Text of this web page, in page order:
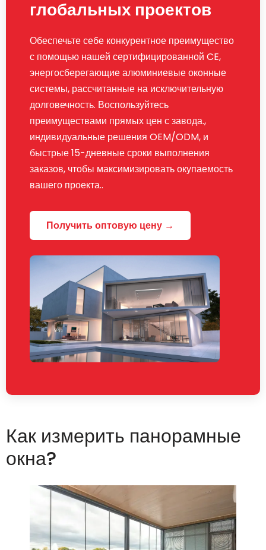
глобальных проектов
Обеспечьте себе конкурентное преимущество
с помощью нашей сертифицированной CE,
энергосберегающие алюминиевые оконные
системы, рассчитанные на исключительную
долговечность. Воспользуйтесь
преимуществами прямых цен с завода.,
индивидуальные решения OEM/ODM, и
быстрые 15-дневные сроки выполнения
заказов, чтобы максимизировать окупаемость
вашего проекта..
Получить оптовую цену →
Как измерить панорамные
окна?